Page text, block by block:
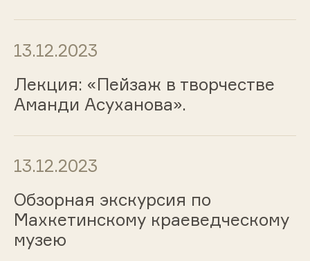
13.12.2023
Лекция: «Пейзаж в творчестве
Аманди Асуханова».
13.12.2023
Обзорная экскурсия по
Махкетинскому краеведческому
музею